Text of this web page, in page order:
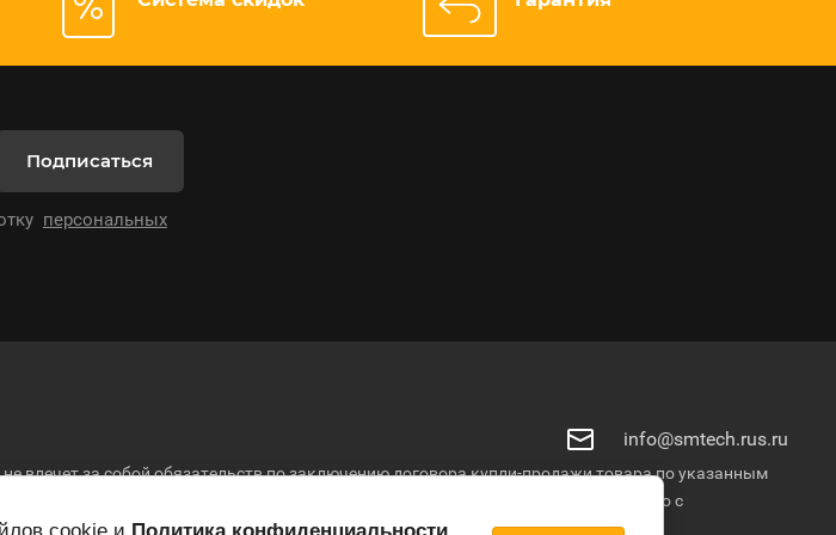
персональных
Подписаться
info@smtech.rus.ru
влечет за собой обязательств по заключению договора купли-продажи товара по указанным
товара и другие условия купли-продажи уточняются у менеджеров. © Общество с